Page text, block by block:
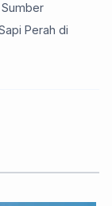
Perah di